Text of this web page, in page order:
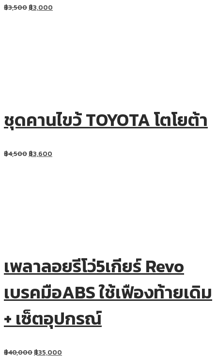
฿3,500฿3,000
ชุดคานไขว้ TOYOTA โตโยต้า
฿4,500฿3,600
เพลาลอยรีโว่5เกียร์ Revo
เบรคมือABS ใช้เฟืองท้ายเดิม
+ เซ็ตอุปกรณ์
฿40,000฿35,000